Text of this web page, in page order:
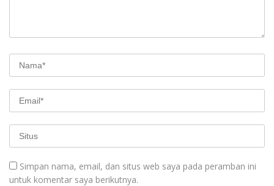
Simpan nama, email, dan situs web saya pada peramban ini
untuk komentar saya berikutnya.